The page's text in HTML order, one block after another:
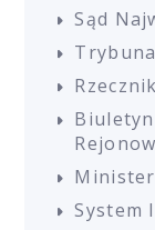
Sąd
System